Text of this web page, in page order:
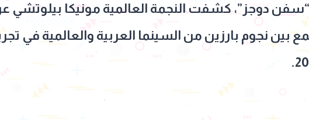
“سفن دوجز”، كشفت النجمة العالمية مونيكا
بين نجوم بارزين من السينما العربية والعالمية في